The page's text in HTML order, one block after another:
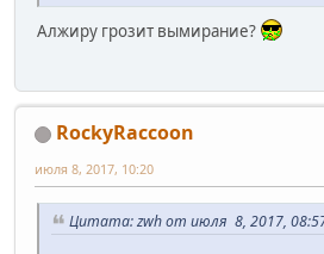
Алжиру грозит вымирание?
RockyRaccoon
июля 8, 2017, 10:20
Цитата: zwh от июля 8, 2017,